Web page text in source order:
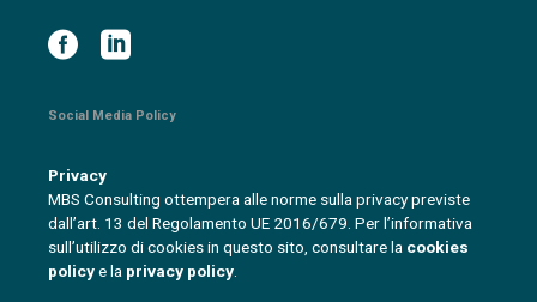
Social Media Policy
Privacy
MBS Consulting ottempera alle norme sulla privacy previste
dall’art. 13 del Regolamento UE 2016/679. Per l’informativa
sull’utilizzo di cookies in questo sito, consultare la cookies
policye la privacy policy.